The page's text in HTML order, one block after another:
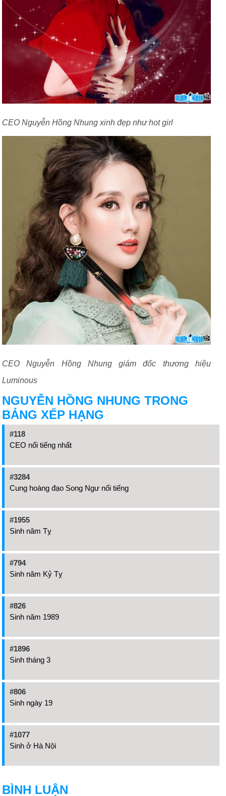
CEO Nguyễn Hồng Nhung xinh đẹp như hot girl
CEO Nguyễn Hồng Nhung giám đốc thương hiệu
Luminous
NGUYỄN HỒNG NHUNG TRONG
BẢNG XẾP HẠNG
#118
CEO nổi tiếng nhất
#3284
Cung hoàng đạo Song Ngư nổi tiếng
#1955
Sinh năm Tỵ
#794
Sinh năm Kỷ Tỵ
#826
Sinh năm 1989
#1896
Sinh tháng 3
#806
Sinh ngày 19
#1077
Sinh ở Hà Nội
BÌNH LUẬN